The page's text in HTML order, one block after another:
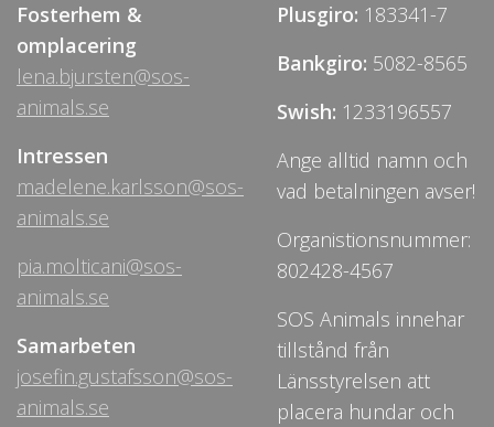
Fosterhem &
omplacering
lena.bjursten@sos-
animals.se
Intressen
madelene.karlsson@sos-
animals.se
pia.molticani@sos-
animals.se
Samarbeten
josefin.gustafsson@sos-
animals.se
Plusgiro: 183341-7
Bankgiro: 5082-8565
Swish: 1233196557
Ange alltid namn och
vad betalningen avser!
Organistionsnummer:
802428-4567
SOS Animals innehar
tillstånd från
Länsstyrelsen att
placera hundar och